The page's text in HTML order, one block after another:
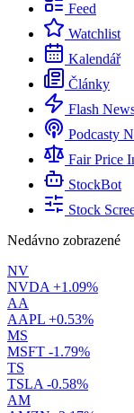
Feed
Watchlist
Kalendář
Články
Flash
Podcasty
Fair Price
StockBot
Stock
Nedávno zobrazené
NV
NVDA +1.09%
AA
AAPL +0.53%
MS
MSFT -1.79%
TS
TSLA -0.58%
AM